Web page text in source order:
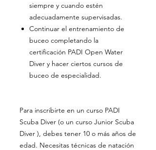
siempre y cuando estén
adecuadamente supervisadas.
Continuar el entrenamiento de
buceo completando la
certificación PADI Open Water
Diver y hacer ciertos cursos de
buceo de especialidad.
Para inscribirte en un curso PADI
Scuba Diver (o un curso Junior Scuba
Diver ), debes tener 10 o más años de
edad. Necesitas técnicas de natación